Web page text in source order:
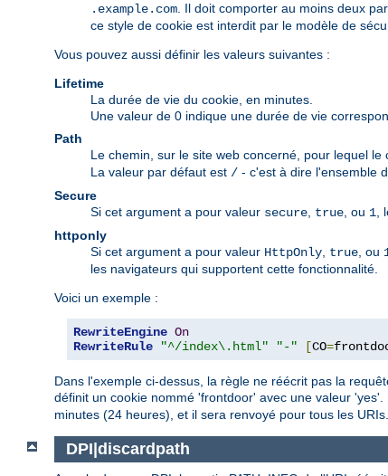
.example.com. Il doit comporter au moins deux
ce style de cookie est interdit par le modèle de
Vous pouvez aussi définir les valeurs suivantes :
Lifetime
La durée de vie du cookie, en minutes.
Une valeur de 0 indique une durée de vie
Path
Le chemin, sur le site web concerné, pour lequel le
La valeur par défaut est / - c'est à dire l'ensemble
Secure
Si cet argument a pour valeur secure, true, ou 1,
httponly
Si cet argument a pour valeur HttpOnly, true, ou
les navigateurs qui supportent cette fonctionnalité.
Voici un exemple :
RewriteEngine On
RewriteRule
"^/index\.html" "-" [CO=
Dans l'exemple ci-dessus, la règle ne réécrit pas la
définit un cookie nommé 'frontdoor' avec une valeur
minutes (24 heures), et il sera renvoyé pour tous les URIs.
DPI|discardpath